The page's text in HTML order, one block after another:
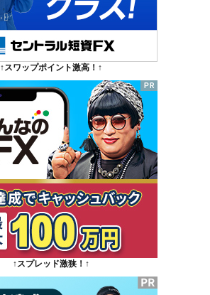
↑スワップポイント激高！↑
↑スプレッド激狭！↑